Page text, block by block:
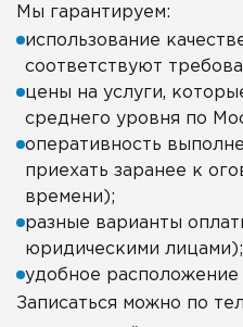
Мы гарантируем:
использование
соответствуют
цены на услуги,
среднего уровня по
оперативность
приехать заранее к
времени);
разные варианты
юридическими лицами);
удобное расположение
Записаться можно по